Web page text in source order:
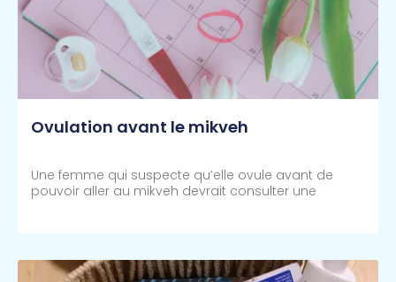
Ovulation avant le mikveh
Une femme qui suspecte qu’elle ovule avant de
pouvoir aller au mikveh devrait consulter une